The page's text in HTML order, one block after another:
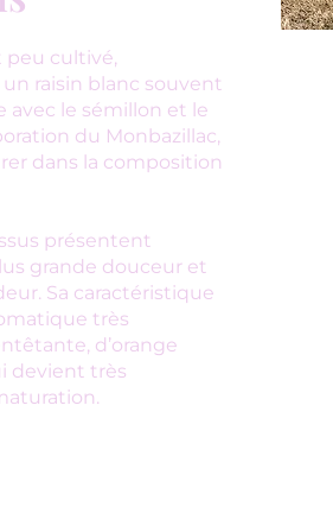
peu cultivé,
raisin blanc souvent
avec le sémillon et le
du Monbazillac,
dans la composition
présentent
grande douceur et
Sa caractéristique
très
d’orange
devient très